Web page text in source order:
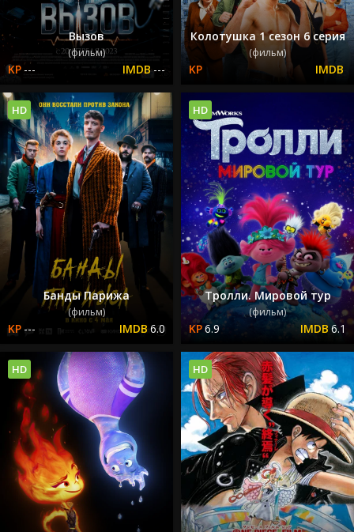
Вызов
(фильм)
--- ---
Колотушка 1 сезон 6 серия
(фильм)
Банды Парижа
(фильм)
--- 6.0
HD
Тролли. Мировой тур
(фильм)
6.9 6.1
HD
HD HD